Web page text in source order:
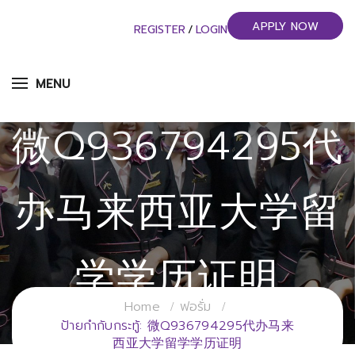
MENU
REGISTER / LOGIN APPLY NOW
微Q936794295代
办马来西亚大学留
学学历证明
วิทยาลัยการจัดการอุตสาหกรรมบริการ
มหาวิทยาลัยราชภัฏสวนสุนันทา
Home
ฟอรั่ม
ป้ายกำกับกระทู้: 微Q936794295代办马来
西亚大学留学学历证明